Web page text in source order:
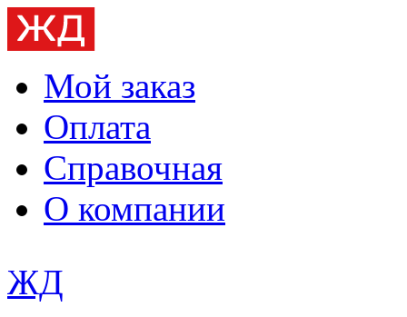
Мой заказ
Оплата
Справочная
О компании
ЖД